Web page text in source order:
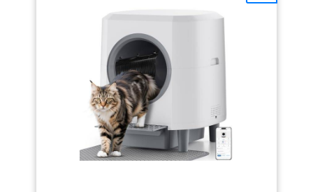
l'air grâce à la technologie ionique, neutralisant ainsi
efficacement les odeurs. Aucun consommable
supplémentaire n'est nécessaire, ce qui le rend à la fois
écologique et économique. Associée à la technologie
de fermeture automatique du litiere chat fermé, cette
double protection crée un environnement domestique
frais et sans odeurs. 【Conception grande capacité :
convient aux modes de vie actifs et aux foyers
comptant plusieurs chats】Le grande litiere chat xxl /
litiere chat xxl est équipé d'un silo grande capacité de